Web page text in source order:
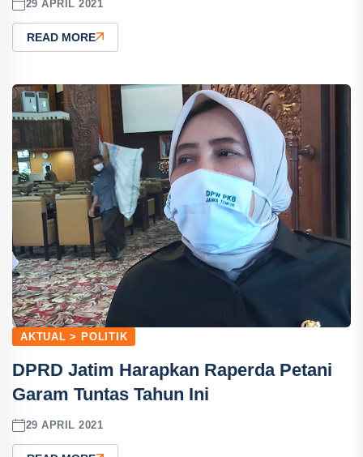
29 APRIL 2021
READ MORE
AKTUAL > POLITIK
DPRD Jatim Harapkan Raperda Petani
Garam Tuntas Tahun Ini
29 APRIL 2021